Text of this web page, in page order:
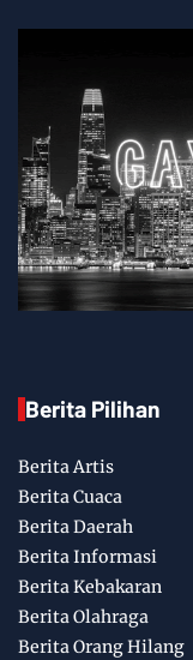
Berita Pilihan
Berita Artis
Berita Cuaca
Berita Daerah
Berita Informasi
Berita Kebakaran
Berita Olahraga
Berita Orang Hilang